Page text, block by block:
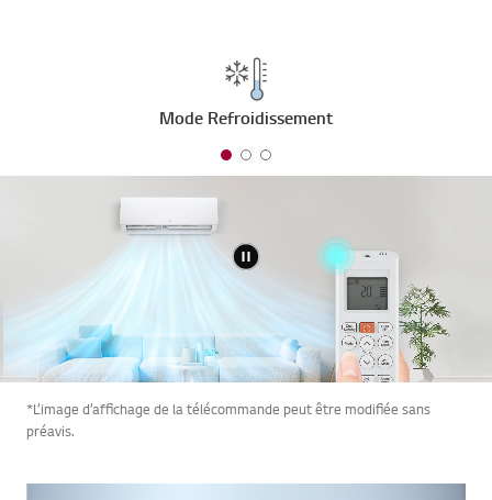
Mode Refroidissement
*L’image d’affichage de la télécommande peut être modifiée sans
préavis.